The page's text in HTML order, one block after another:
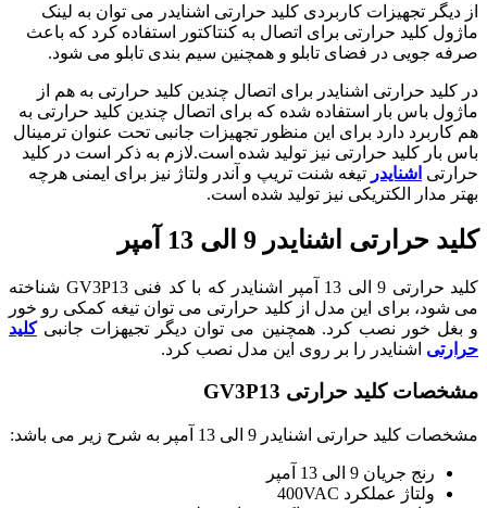
از دیگر تجهیزات کاربردی کلید حرارتی اشنایدر می توان به لینک
ماژول کلید حرارتی برای اتصال به کنتاکتور استفاده کرد که باعث
صرفه جویی در فضای تابلو و همچنین سیم بندی تابلو می شود.
در کلید حرارتی اشنایدر برای اتصال چندین کلید حرارتی به هم از
ماژول باس بار استفاده شده که برای اتصال چندین کلید حرارتی به
هم کاربرد دارد برای این منظور تجهیزات جانبی تحت عنوان ترمینال
باس بار کلید حرارتی نیز تولید شده است.لازم به ذکر است در کلید
حرارتی اشنایدر تیغه شنت تریپ و آندر ولتاژ نیز برای ایمنی هرچه
بهتر مدار الکتریکی نیز تولید شده است.
کلید حرارتی اشنایدر 9 الی 13 آمپر
کلید حرارتی 9 الی 13 آمپر اشنایدر که با کد فنی GV3P13 شناخته
می شود، برای این مدل از کلید حرارتی می توان تیغه کمکی رو خور
و بغل خور نصب کرد. همچنین می توان دیگر تجیهزات جانبیکلید
حرارتی اشنایدر را بر روی این مدل نصب کرد.
مشخصات کلید حرارتی GV3P13
مشخصات کلید حرارتی اشنایدر 9 الی 13 آمپر به شرح زیر می باشد:
رنج جریان 9 الی 13 آمپر
ولتاژ عملکرد 400VAC